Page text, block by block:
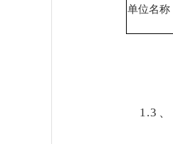
单位名称
1.3 、